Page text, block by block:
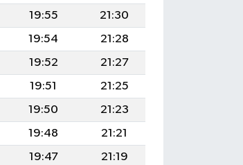
19:55
21:30
19:54
21:28
19:52
21:27
19:51
21:25
19:50
21:23
19:48
21:21
19:47
21:19